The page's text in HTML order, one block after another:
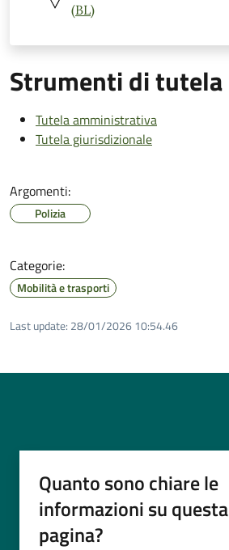
(BL)
Strumenti di tutela
Tutela amministrativa
Tutela giurisdizionale
Argomenti:
Polizia
Categorie:
Mobilità e trasporti
Last update: 28/01/2026 10:54.46
Quanto sono chiare le
informazioni su questa
pagina?